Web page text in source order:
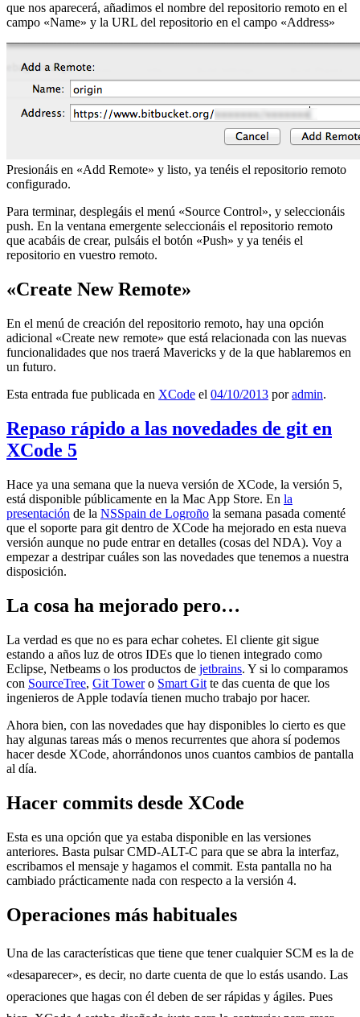
que nos aparecerá, añadimos el nombre del repositorio remoto en el
campo «Name» y la URL del repositorio en el campo «Address»
Presionáis en «Add Remote» y listo, ya tenéis el repositorio remoto
configurado.
Para terminar, desplegáis el menú «Source Control», y seleccionáis
push. En la ventana emergente seleccionáis el repositorio remoto
que acabáis de crear, pulsáis el botón «Push» y ya tenéis el
repositorio en vuestro remoto.
«Create New Remote»
En el menú de creación del repositorio remoto, hay una opción
adicional «Create new remote» que está relacionada con las nuevas
funcionalidades que nos traerá Mavericks y de la que hablaremos en
un futuro.
Esta entrada fue publicada en XCode el 04/10/2013 poradmin.
Repaso rápido a las novedades de git en
XCode 5
Hace ya una semana que la nueva versión de XCode, la versión 5,
está disponible públicamente en la Mac App Store. En la
presentación de la NSSpain de Logroño la semana pasada comenté
que el soporte para git dentro de XCode ha mejorado en esta nueva
versión aunque no pude entrar en detalles (cosas del NDA). Voy a
empezar a destripar cuáles son las novedades que tenemos a nuestra
disposición.
La cosa ha mejorado pero…
La verdad es que no es para echar cohetes. El cliente git sigue
estando a años luz de otros IDEs que lo tienen integrado como
Eclipse, Netbeams o los productos de jetbrains. Y si lo comparamos
con SourceTree, Git Towero Smart Git te das cuenta de que los
ingenieros de Apple todavía tienen mucho trabajo por hacer.
Ahora bien, con las novedades que hay disponibles lo cierto es que
hay algunas tareas más o menos recurrentes que ahora sí podemos
hacer desde XCode, ahorrándonos unos cuantos cambios de pantalla
al día.
Hacer commits desde XCode
Esta es una opción que ya estaba disponible en las versiones
anteriores. Basta pulsar CMD-ALT-C para que se abra la interfaz,
escribamos el mensaje y hagamos el commit. Esta pantalla no ha
cambiado prácticamente nada con respecto a la versión 4.
Operaciones más habituales
Una de las características que tiene que tener cualquier SCM es la de
«desaparecer», es decir, no darte cuenta de que lo estás usando. Las
operaciones que hagas con él deben de ser rápidas y ágiles. Pues